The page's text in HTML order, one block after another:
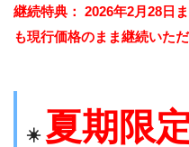
継続特典：
2026年2月28日
も現行価格のまま継続いただ
☀️ 夏期限定